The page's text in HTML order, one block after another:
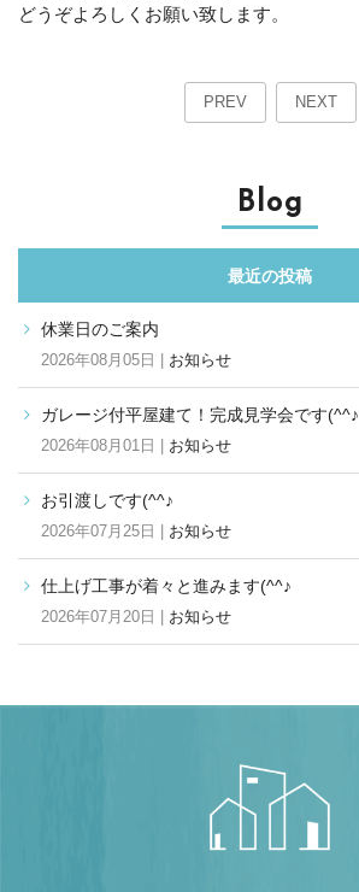
どうぞよろしくお願い致します。
PREV NEXT
Blog
最近の投稿
休業日のご案内
2026年08月05日 | お知らせ
ガレージ付平屋建て！完成見学会です(^^♪
2026年08月01日 | お知らせ
お引渡しです(^^♪
2026年07月25日 | お知らせ
仕上げ工事が着々と進みます(^^♪
2026年07月20日 | お知らせ